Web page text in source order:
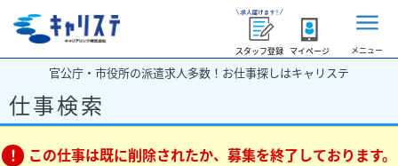
スタッフ登録 マイページ メニュー
官公庁・市役所の派遣求人多数！お仕事探しはキャリステ
仕事検索
この仕事は既に削除されたか、募集を終了しております。